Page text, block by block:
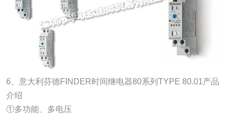
6、意大利芬德FINDER时间继电器80系列TYPE 80.01产品
介绍
①多功能、多电压